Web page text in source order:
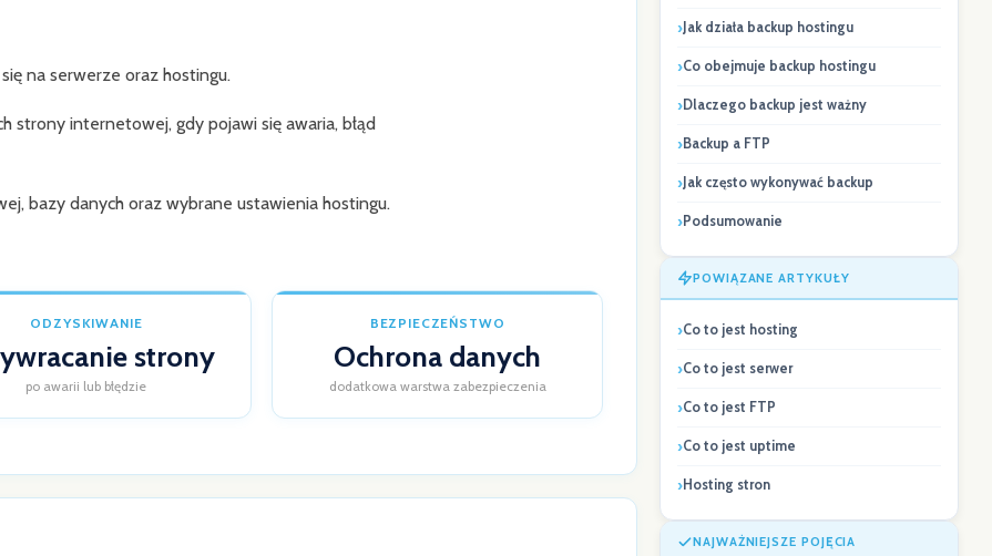
na serwerze oraz hostingu.
strony internetowej, gdy pojawi się awaria, błąd
bazy danych oraz wybrane ustawienia hostingu.
ODZYSKIWANIE
strony
po awarii lub błędzie
BEZPIECZEŃSTWO
Ochrona danych
dodatkowa warstwa zabezpieczenia
Jak działa backup hostingu
Co obejmuje backup hostingu
Dlaczego backup jest ważny
Backup a FTP
Jak często wykonywać backup
Podsumowanie
POWIĄZANE ARTYKUŁY
Co to jest hosting
Co to jest serwer
Co to jest FTP
Co to jest uptime
Hosting stron
NAJWAŻNIEJSZE POJĘCIA